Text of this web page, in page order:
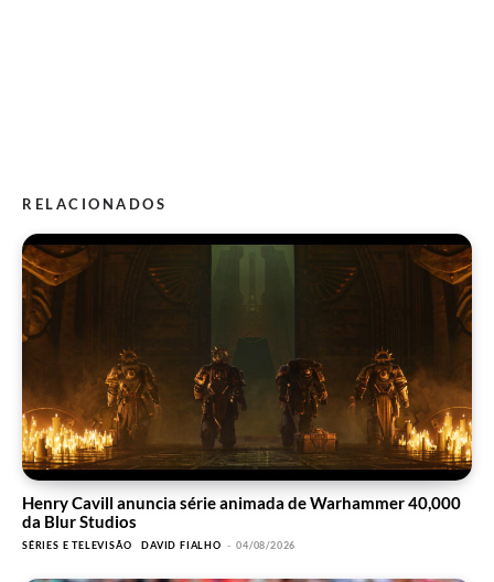
RELACIONADOS
Henry Cavill anuncia série animada de Warhammer 40,000
da Blur Studios
SÉRIES E TELEVISÃO DAVID FIALHO - 04/08/2026